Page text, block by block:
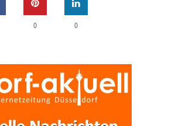
0 0